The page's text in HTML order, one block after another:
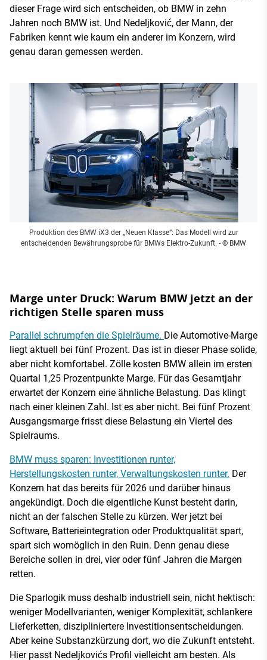
dieser Frage wird sich entscheiden, ob BMW in zehn
Jahren noch BMW ist. Und Nedeljković, der Mann, der
Fabriken kennt wie kaum ein anderer im Konzern, wird
genau daran gemessen werden.
Produktion des BMW iX3 der „Neuen Klasse“: Das Modell wird zur
entscheidenden Bewährungsprobe für BMWs Elektro-Zukunft. - © BMW
Marge unter Druck: Warum BMW jetzt an der
richtigen Stelle sparen muss
Parallel schrumpfen die Spielräume. Die Automotive-Marge
liegt aktuell bei fünf Prozent. Das ist in dieser Phase solide,
aber nicht komfortabel. Zölle kosten BMW allein im ersten
Quartal 1,25 Prozentpunkte Marge. Für das Gesamtjahr
erwartet der Konzern eine ähnliche Belastung. Das klingt
nach einer kleinen Zahl. Ist es aber nicht. Bei fünf Prozent
Ausgangsmarge frisst diese Belastung ein Viertel des
Spielraums.
BMW muss sparen: Investitionen runter,
Herstellungskosten runter, Verwaltungskosten runter. Der
Konzern hat das bereits für 2026 und darüber hinaus
angekündigt. Doch die eigentliche Kunst besteht darin,
nicht an der falschen Stelle zu kürzen. Wer jetzt bei
Software, Batterieintegration oder Produktqualität spart,
spart sich womöglich in den Ruin. Denn genau diese
Bereiche sollen in drei, vier oder fünf Jahren die Margen
retten.
Die Sparlogik muss deshalb industriell sein, nicht hektisch:
weniger Modellvarianten, weniger Komplexität, schlankere
Lieferketten, diszipliniertere Investitionsentscheidungen.
Aber keine Substanzkürzung dort, wo die Zukunft entsteht.
Hier passt Nedeljkovićs Profil vielleicht am besten. Als